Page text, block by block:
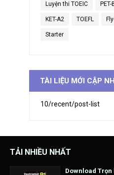
Luyện thi TOEIC PET-
KET-A2 TOEFL
Starter
TÀI LIỆU MỚI CẬP
10/recent/post-list
TẢI NHIỀU NHẤT
Download